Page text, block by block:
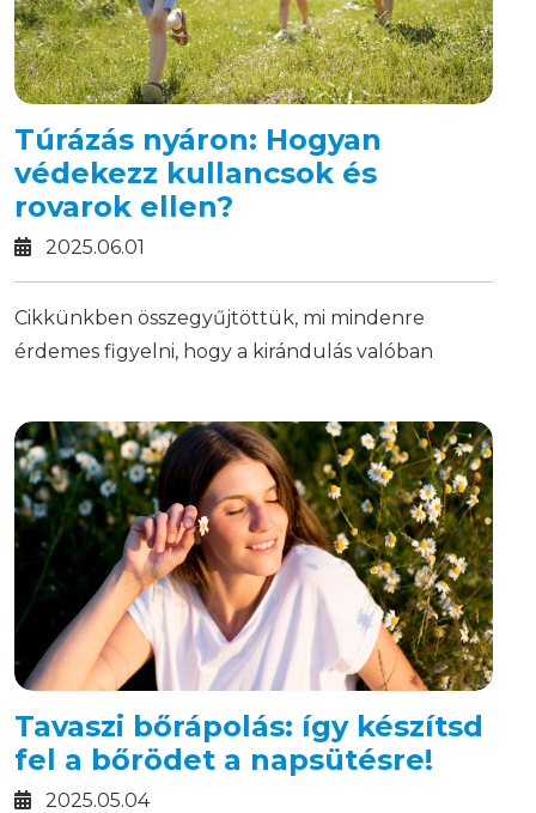
Túrázás nyáron: Hogyan
védekezz kullancsok és
rovarok ellen?
2025.06.01
Cikkünkben összegyűjtöttük, mi mindenre
érdemes figyelni, hogy a kirándulás valóban
Tavaszi bőrápolás: így készítsd
fel a bőrödet a napsütésre!
2025.05.04